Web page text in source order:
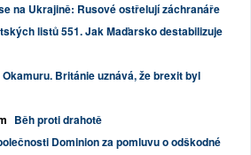
na Ukrajině: Rusové ostřelují záchranáře
listů 551. Jak Maďarsko destabilizuje
Británie uznává, že brexit byl
Běh proti drahotě
Dominion za pomluvu o odškodné